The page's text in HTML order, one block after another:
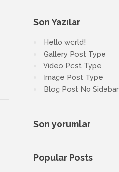
Son Yazılar
Hello world!
Gallery Post Type
Video Post Type
Image Post Type
Blog Post No Sidebar
Son yorumlar
Popular Posts